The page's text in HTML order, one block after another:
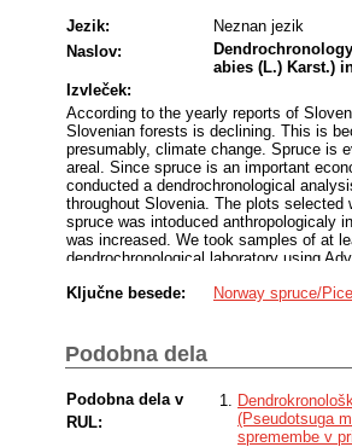
Jezik:
Neznan jezik
Naslov:
abies (L.) Karst.)
Izvleček:
According to the yearly reports of
Slovenian forests is declining. This is
presumably, climate change. Spruce is
areal. Since spruce is an important
conducted a dendrochronological
throughout Slovenia. The plots
spruce was intoduced anthropologicaly
was increased. We took samples of at
dendrochronological laboratory using
ones and found no statistical
Ključne besede: Norway spruce/
Podobna dela
Podobna dela v
RUL:
(Pseudotsuga
spremembe v